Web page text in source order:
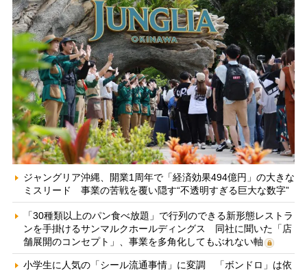
ジャングリア沖縄、開業1周年で「経済効果494億円」の大きな
ミスリード 事業の苦戦を覆い隠す“不透明すぎる巨大な数字”
「30種類以上のパン食べ放題」で行列のできる新形態レストラ
ンを手掛けるサンマルクホールディングス 同社に聞いた「店
舗展開のコンセプト」、事業を多角化してもぶれない軸
小学生に人気の「シール流通事情」に変調 「ボンドロ」は依